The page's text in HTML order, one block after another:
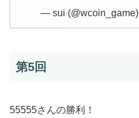
— sui (@wcoin_game)
第5回
55555さんの勝利！